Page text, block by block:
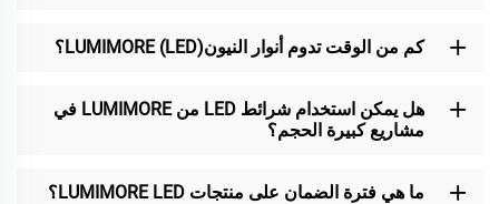
كم من الوقت تدوم أنوار النيون(LED) LUMIMORE؟
هل يمكن استخدام شرائط LED من LUMIMORE في
مشاريع كبيرة الحجم؟
ما هي فترة الضمان على منتجات LUMIMORE LED؟